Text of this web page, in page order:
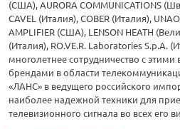
(США), AURORA COMMUNICATIONS
CAVEL (Италия), COBER (Италия),
AMPLIFIER (США), LENSON HEATH
(Италия), RO.VE.R. Laboratories S.p.A.
многолетнее сотрудничество с
брендами в области
«ЛАНС» в ведущего российского
наиболее надежной техники для
телевизионного сигнала во всех его